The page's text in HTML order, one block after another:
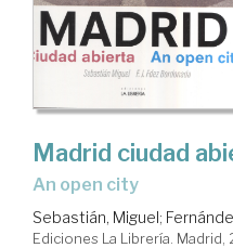
Madrid ciudad
An open city
Sebastián, Miguel;
Ediciones La Librería. Madrid,